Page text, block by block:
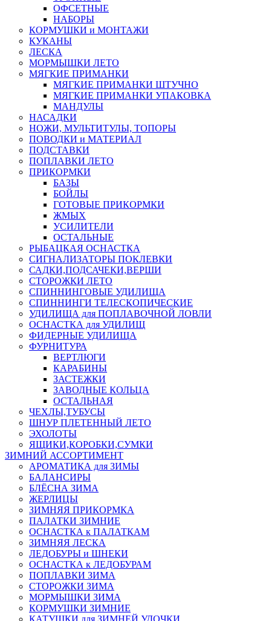
ОФСЕТНЫЕ
НАБОРЫ
КОРМУШКИ и МОНТАЖИ
КУКАНЫ
ЛЕСКА
МОРМЫШКИ ЛЕТО
МЯГКИЕ ПРИМАНКИ
МЯГКИЕ ПРИМАНКИ ШТУЧНО
МЯГКИЕ ПРИМАНКИ УПАКОВКА
МАНДУЛЫ
НАСАДКИ
НОЖИ, МУЛЬТИТУЛЫ, ТОПОРЫ
ПОВОДКИ и МАТЕРИАЛ
ПОДСТАВКИ
ПОПЛАВКИ ЛЕТО
ПРИКОРМКИ
БАЗЫ
БОЙЛЫ
ГОТОВЫЕ ПРИКОРМКИ
ЖМЫХ
УСИЛИТЕЛИ
ОСТАЛЬНЫЕ
РЫБАЦКАЯ ОСНАСТКА
СИГНАЛИЗАТОРЫ ПОКЛЕВКИ
САДКИ,ПОДСАЧЕКИ,ВЕРШИ
СТОРОЖКИ ЛЕТО
СПИННИНГОВЫЕ УДИЛИЩА
СПИННИНГИ ТЕЛЕСКОПИЧЕСКИЕ
УДИЛИЩА для ПОПЛАВОЧНОЙ ЛОВЛИ
ОСНАСТКА для УДИЛИЩ
ФИДЕРНЫЕ УДИЛИЩА
ФУРНИТУРА
ВЕРТЛЮГИ
КАРАБИНЫ
ЗАСТЕЖКИ
ЗАВОДНЫЕ КОЛЬЦА
ОСТАЛЬНАЯ
ЧЕХЛЫ,ТУБУСЫ
ШНУР ПЛЕТЕННЫЙ ЛЕТО
ЭХОЛОТЫ
ЯЩИКИ,КОРОБКИ,СУМКИ
ЗИМНИЙ АССОРТИМЕНТ
АРОМАТИКА для ЗИМЫ
БАЛАНСИРЫ
БЛЁСНА ЗИМА
ЖЕРЛИЦЫ
ЗИМНЯЯ ПРИКОРМКА
ПАЛАТКИ ЗИМНИЕ
ОСНАСТКА к ПАЛАТКАМ
ЗИМНЯЯ ЛЕСКА
ЛЕДОБУРЫ и ШНЕКИ
ОСНАСТКА к ЛЕДОБУРАМ
ПОПЛАВКИ ЗИМА
СТОРОЖКИ ЗИМА
МОРМЫШКИ ЗИМА
КОРМУШКИ ЗИМНИЕ
КАТУШКИ для ЗИМНЕЙ УДОЧКИ